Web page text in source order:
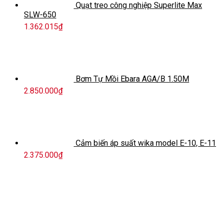
Quạt treo công nghiệp Superlite Max
SLW-650
1.362.015₫
Bơm Tự Mồi Ebara AGA/B 1.50M
2.850.000₫
Cảm biến áp suất wika model E-10, E-11
2.375.000₫